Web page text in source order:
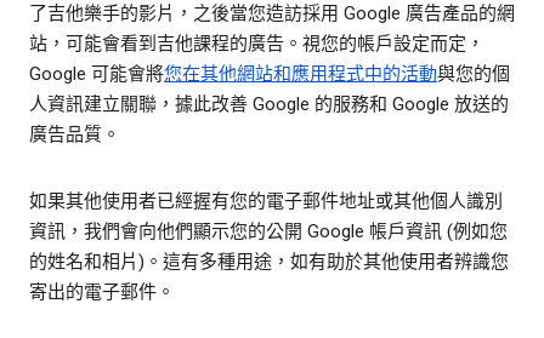
了吉他樂手的影片，之後當您造訪採用 Google 廣告產品的網
站，可能會看到吉他課程的廣告。視您的帳戶設定而定，
Google 可能會將您在其他網站和應用程式中的活動與您的個
人資訊建立關聯，據此改善 Google 的服務和 Google 放送的
廣告品質。
如果其他使用者已經握有您的電子郵件地址或其他個人識別
資訊，我們會向他們顯示您的公開 Google 帳戶資訊 (例如您
的姓名和相片)。這有多種用途，如有助於其他使用者辨識您
寄出的電子郵件。